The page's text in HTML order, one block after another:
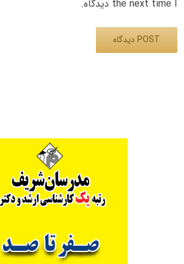
the next time I دیدگاه.